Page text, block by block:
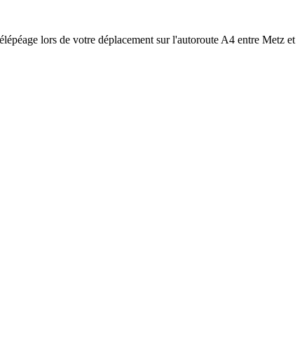
lors de votre déplacement sur l'autoroute A4 entre Metz et